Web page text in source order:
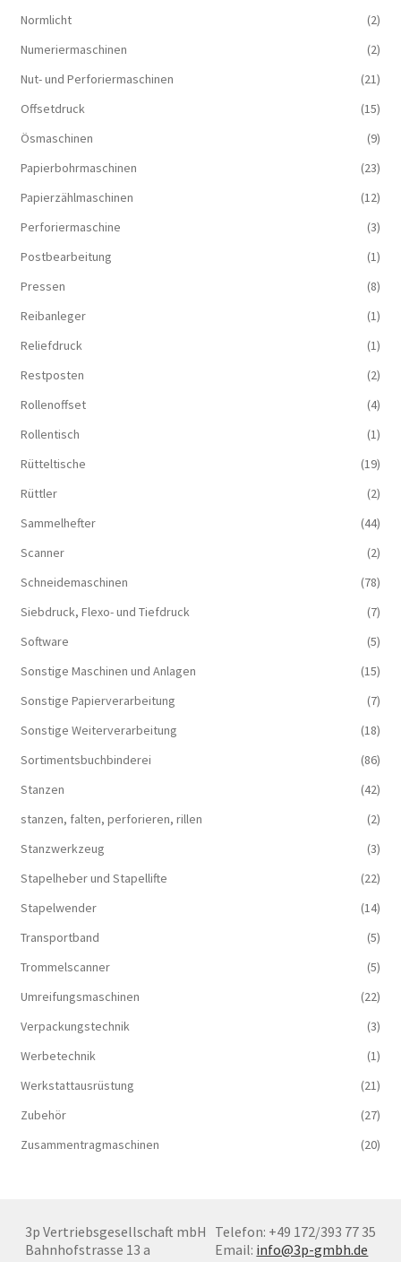
Normlicht
(2)
Numeriermaschinen
(2)
Nut- und Perforiermaschinen
(21)
Offsetdruck
(15)
Ösmaschinen
(9)
Papierbohrmaschinen
(23)
Papierzählmaschinen
(12)
Perforiermaschine
(3)
Postbearbeitung
(1)
Pressen
(8)
Reibanleger
(1)
Reliefdruck
(1)
Restposten
(2)
Rollenoffset
(4)
Rollentisch
(1)
Rütteltische
(19)
Rüttler
(2)
Sammelhefter
(44)
Scanner
(2)
Schneidemaschinen
(78)
Siebdruck, Flexo- und Tiefdruck
(7)
Software
(5)
Sonstige Maschinen und Anlagen
(15)
Sonstige Papierverarbeitung
(7)
Sonstige Weiterverarbeitung
(18)
Sortimentsbuchbinderei
(86)
Stanzen
(42)
stanzen, falten, perforieren, rillen
(2)
Stanzwerkzeug
(3)
Stapelheber und Stapellifte
(22)
Stapelwender
(14)
Transportband
(5)
Trommelscanner
(5)
Umreifungsmaschinen
(22)
Verpackungstechnik
(3)
Werbetechnik
(1)
Werkstattausrüstung
(21)
Zubehör
(27)
Zusammentragmaschinen
(20)
3p Vertriebsgesellschaft mbH
Bahnhofstrasse 13 a
Telefon: +49 172/393 77 35
Email: info@3p-gmbh.de